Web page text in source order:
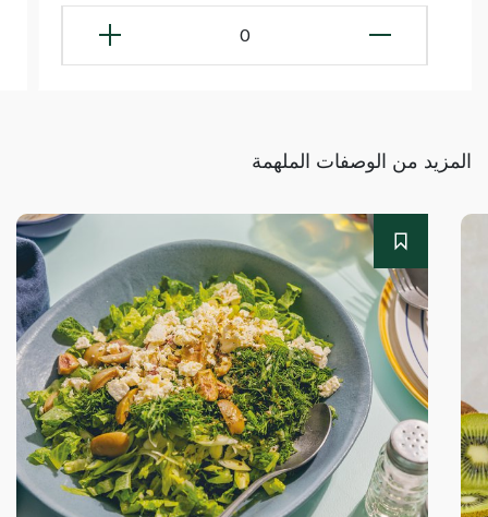
0
المزيد من الوصفات الملهمة